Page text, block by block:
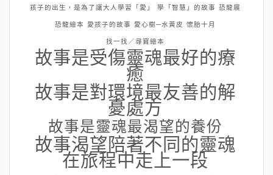
孩子的出生，是為了讓大人學習「愛」 學「智慧」的故事 恐龍展
恐龍繪本 愛孩子的故事 愛心樹─水黃皮 懷胎十月
找一找／尋寶繪本
故事是受傷靈魂最好的療
癒
故事是對環境最友善的解
憂處方
故事是靈魂最渴望的養份
故事渴望陪著不同的靈魂
在旅程中走上一段